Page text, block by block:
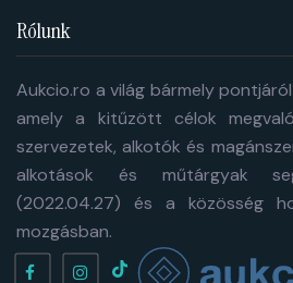
Rólunk
Aukcio.ro a világ bármely
amely a kitűzött célok
szervezetek, alkotók és
alkotások és műtárgyak
(2022.04.27) és a közösség
mozgásban.